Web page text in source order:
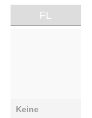
FL
Keine